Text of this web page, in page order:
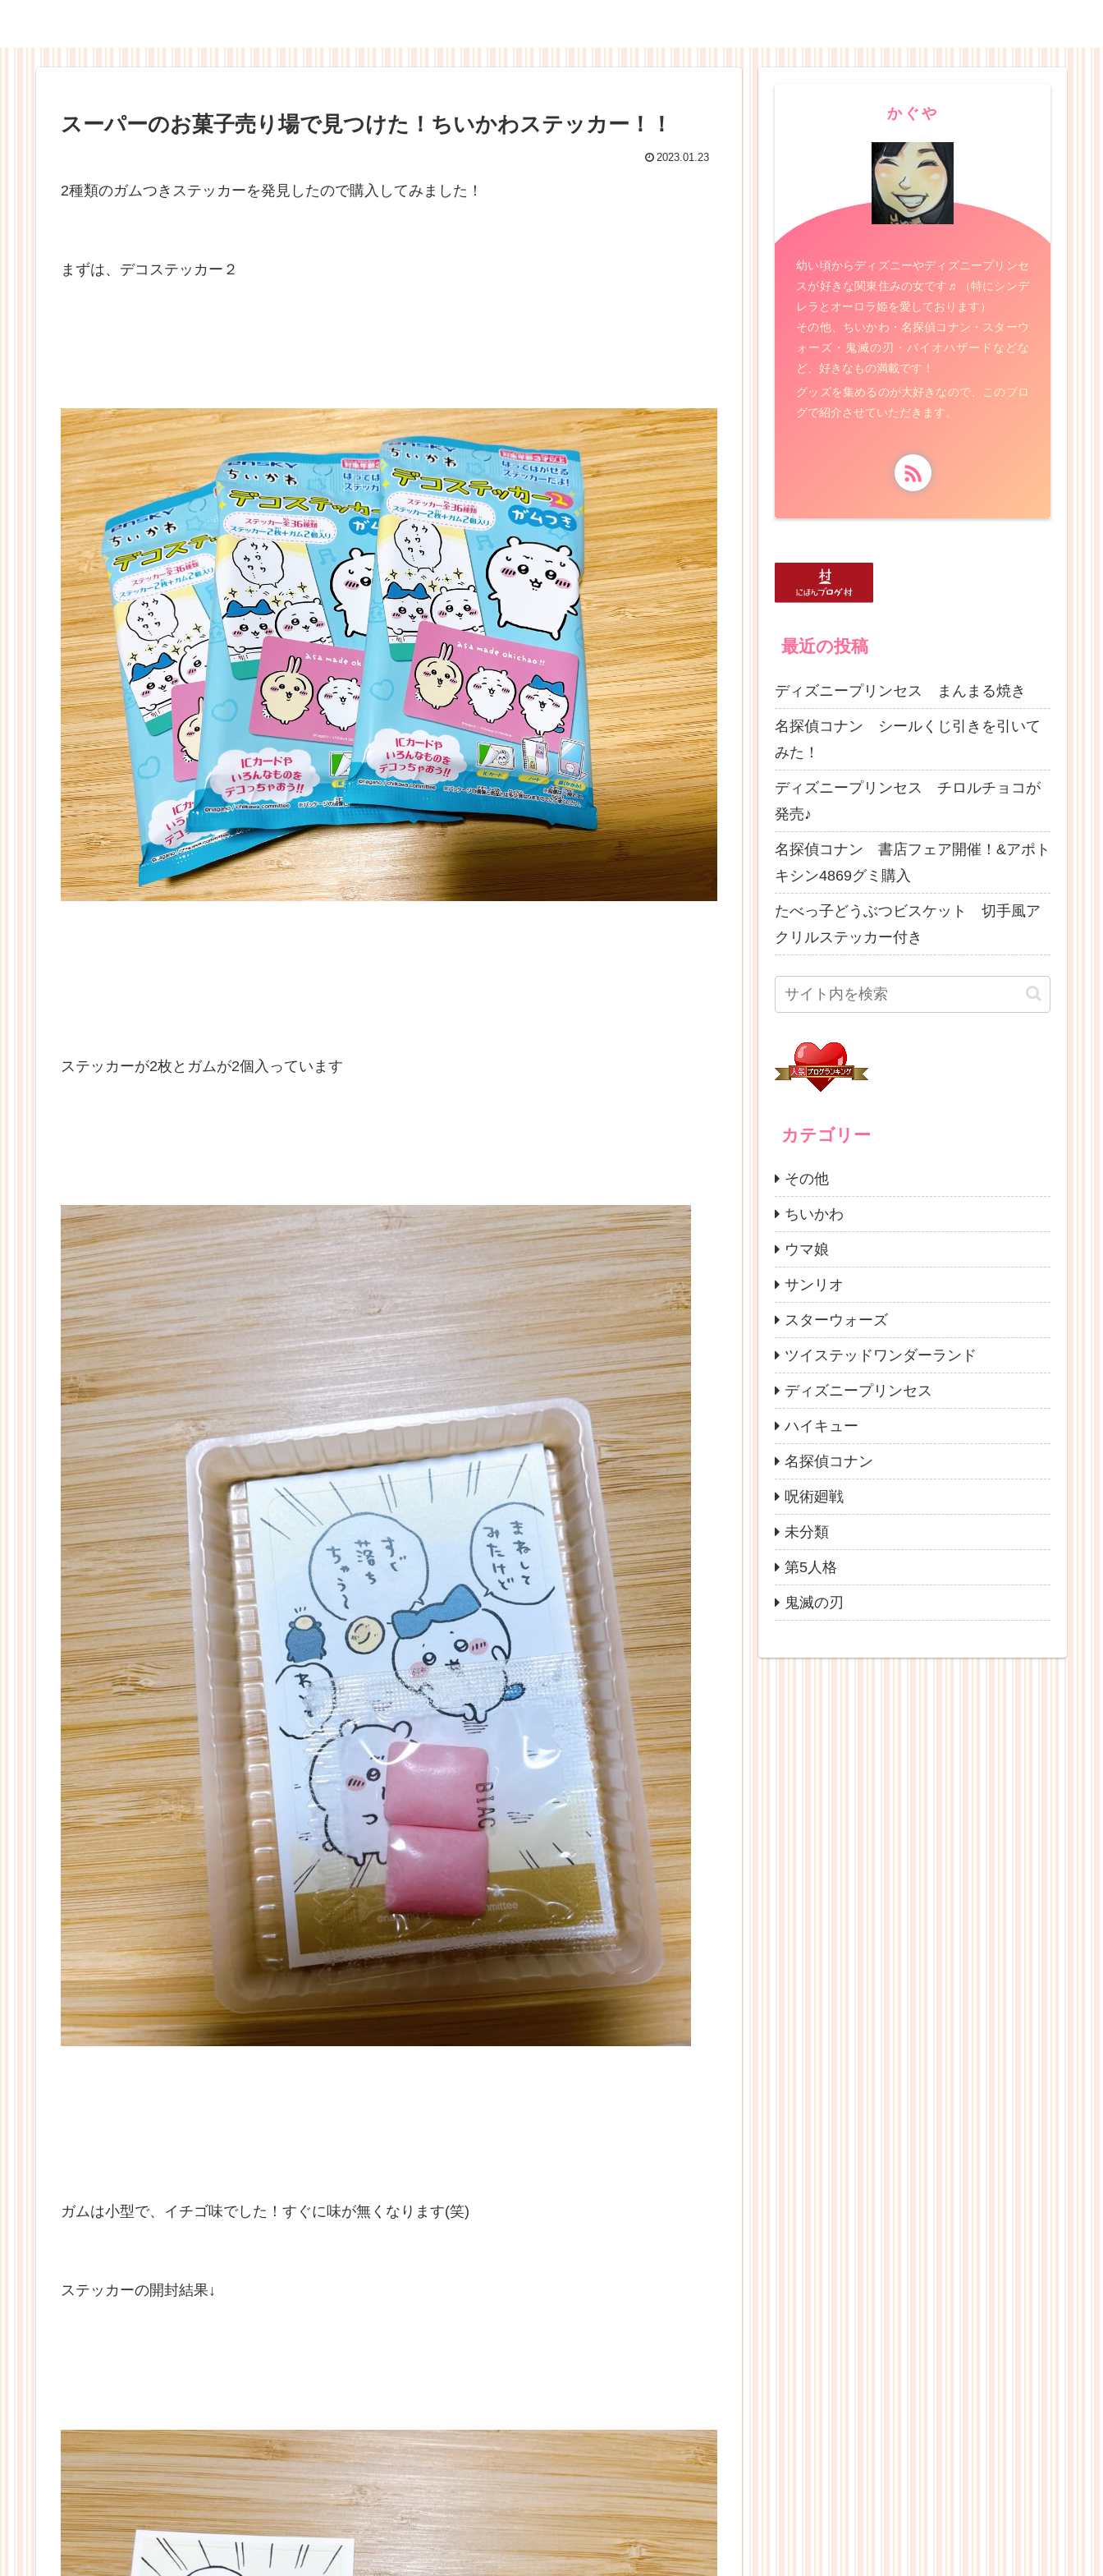
スーパーのお菓子売り場で見つけた！ちいかわステッカー！！
2023.01.23
2種類のガムつきステッカーを発見したので購入してみました！
まずは、デコステッカー２
ステッカーが2枚とガムが2個入っています
ガムは小型で、イチゴ味でした！すぐに味が無くなります(笑)
ステッカーの開封結果↓
かぐや
幼い頃からディズニーやディズニープリンセ
スが好きな関東住みの女です♬（特にシンデ
レラとオーロラ姫を愛しております）
その他、ちいかわ・名探偵コナン・スターウ
ォーズ・鬼滅の刃・バイオハザードなどな
ど、好きなもの満載です！
グッズを集めるのが大好きなので、このブロ
グで紹介させていただきます。
最近の投稿
ディズニープリンセス まんまる焼き
名探偵コナン シールくじ引きを引いて
みた！
ディズニープリンセス チロルチョコが
発売♪
名探偵コナン 書店フェア開催！&アポト
キシン4869グミ購入
たべっ子どうぶつビスケット 切手風ア
クリルステッカー付き
カテゴリー
その他
ちいかわ
ウマ娘
サンリオ
スターウォーズ
ツイステッドワンダーランド
ディズニープリンセス
ハイキュー
名探偵コナン
呪術廻戦
未分類
第5人格
鬼滅の刃